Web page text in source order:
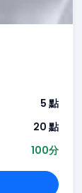
5 點
20 點
100分